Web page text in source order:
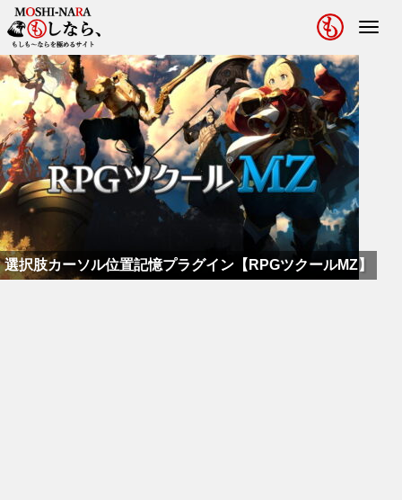
選択肢カーソル位置記憶プラグイン【RPGツクールMZ】